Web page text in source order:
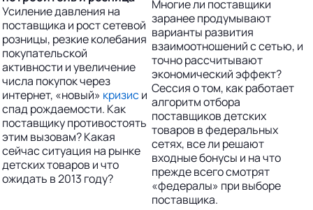
Усиление давления на
поставщика и рост сетевой
розницы, резкие колебания
покупательской
активности и увеличение
числа покупок через
интернет, «новый» кризиси
спад рождаемости. Как
поставщику противостоять
этим вызовам? Какая
сейчас ситуация на рынке
детских товаров и что
ожидать в 2013 году?
Многие ли поставщики
заранее продумывают
варианты развития
взаимоотношений с сетью, и
точно рассчитывают
экономический эффект?
Сессия о том, как работает
алгоритм отбора
поставщиков детских
товаров в федеральных
сетях, все ли решают
входные бонусы и на что
прежде всего смотрят
«федералы» при выборе
поставщика.